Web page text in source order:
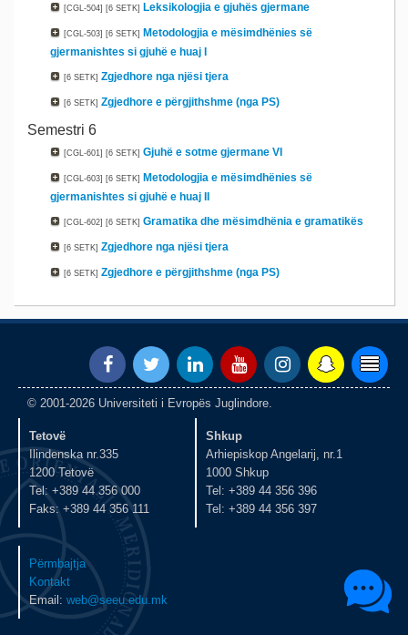
[CGL-504] [6 SETK] Leksikologjia e gjuhës gjermane
[CGL-503] [6 SETK]
Metodologjia e mësimdhënies së
gjermanishtes si gjuhë e huaj I
[6 SETK] Zgjedhore nga njësi tjera
[6 SETK] Zgjedhore e përgjithshme (nga PS)
Semestri 6
[CGL-601] [6 SETK] Gjuhë e sotme gjermane VI
[CGL-603] [6 SETK]
Metodologjia e mësimdhënies së
gjermanishtes si gjuhë e huaj II
[CGL-602] [6 SETK] Gramatika dhe mësimdhënia e gramatikës
[6 SETK] Zgjedhore nga njësi tjera
[6 SETK] Zgjedhore e përgjithshme (nga PS)
© 2001-2026 Universiteti i Evropës Juglindore.
Tetovë
Ilindenska nr.335
1200 Tetovë
Tel: +389 44 356 000
Faks: +389 44 356 111
Shkup
Arhiepiskop Angelarij, nr.1
1000 Shkup
Tel: +389 44 356 396
Tel: +389 44 356 397
Përmbajtja
Kontakt
Email: web@seeu.edu.mk